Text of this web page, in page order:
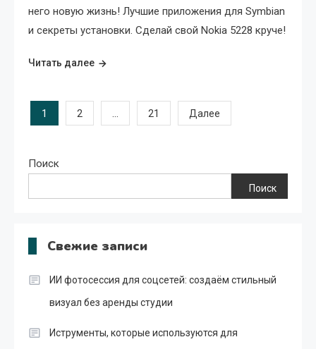
него новую жизнь! Лучшие приложения для Symbian
и секреты установки. Сделай свой Nokia 5228 круче!
Читать далее
Пагинация
1 2 … 21 Далее
Поиск
Поиск
Свежие записи
ИИ фотосессия для соцсетей: создаём стильный
визуал без аренды студии
Иструменты, которые используются для